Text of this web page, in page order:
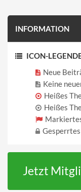
INFORMATION
ICON-
Neue
Keine
Heißes
Heißes
Jetzt